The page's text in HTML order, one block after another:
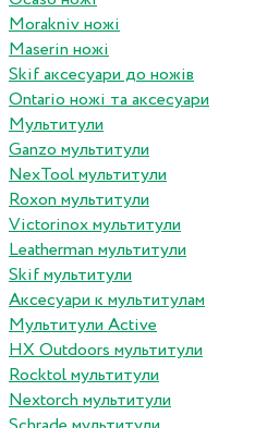
Morakniv ножі
Maserin ножі
Skif аксесуари до ножів
Ontario ножі та аксесуари
Мультитули
Ganzo мультитули
NexTool мультитули
Roxon мультитули
Victorinox мультитули
Leatherman мультитули
Skif мультитули
Аксесуари к мультитулам
Мультитули Active
HX Outdoors мультитули
Rocktol мультитули
Nextorch мультитули